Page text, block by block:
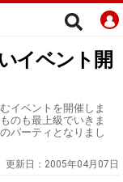
イベント開
イベントを開催しま
のも最上級でいきま
パーティとなりまし
更新日： 2005年04月07日